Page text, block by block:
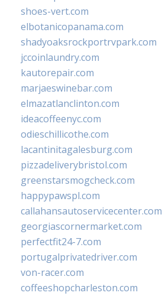
shoes-vert.com
elbotanicopanama.com
shadyoaksrockportrvpark.com
jccoinlaundry.com
kautorepair.com
marjaeswinebar.com
elmazatlanclinton.com
ideacoffeenyc.com
odieschillicothe.com
lacantinitagalesburg.com
pizzadeliverybristol.com
greenstarsmogcheck.com
happypawspl.com
callahansautoservicecenter.com
georgiascornermarket.com
perfectfit24-7.com
portugalprivatedriver.com
von-racer.com
coffeeshopcharleston.com